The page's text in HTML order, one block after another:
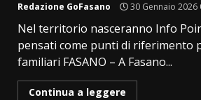
Redazione GoFasano 30 Gennaio 2026
Nel territorio nasceranno Info
pensati come punti di riferimento
familiari FASANO – A Fasano...
Continua a leggere